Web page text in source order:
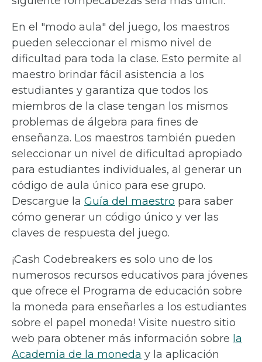
En el "modo aula" del juego, los maestros
pueden seleccionar el mismo nivel de
dificultad para toda la clase. Esto permite al
maestro brindar fácil asistencia a los
estudiantes y garantiza que todos los
miembros de la clase tengan los mismos
problemas de álgebra para fines de
enseñanza. Los maestros también pueden
seleccionar un nivel de dificultad apropiado
para estudiantes individuales, al generar un
código de aula único para ese grupo.
Descargue la Guía del maestro para saber
cómo generar un código único y ver las
claves de respuesta del juego.
¡Cash Codebreakers es solo uno de los
numerosos recursos educativos para jóvenes
que ofrece el Programa de educación sobre
la moneda para enseñarles a los estudiantes
sobre el papel moneda! Visite nuestro sitio
web para obtener más información sobre la
Academia de la moneda y la aplicación